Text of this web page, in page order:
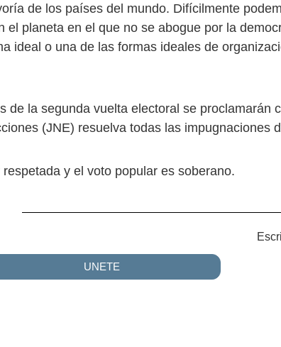
de los países del mundo. Difícilmente
el planeta en el que no se abogue por la
ideal o una de las formas ideales de
de la segunda vuelta electoral se proclamarán
(JNE) resuelva todas las impugnaciones
y el voto popular es soberano.
UNETE